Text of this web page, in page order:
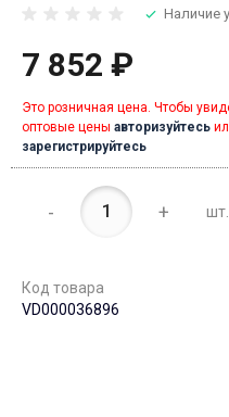
Наличие
7 852 ₽
Это розничная цена. Чтобы
оптовые цены авторизуйтесь
зарегистрируйтесь
- + шт.
Код товара
VD000036896